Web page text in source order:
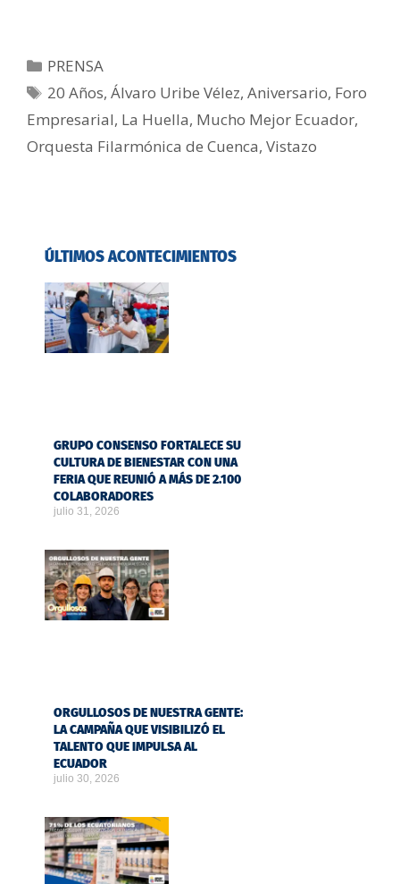
PRENSA
20 Años,Álvaro Uribe Vélez,Aniversario, Foro
Empresarial, La Huella, Mucho Mejor Ecuador,
Orquesta Filarmónica de Cuenca, Vistazo
ÚLTIMOS ACONTECIMIENTOS
GRUPO CONSENSO FORTALECE SU
CULTURA DE BIENESTAR CON UNA
FERIA QUE REUNIÓ A MÁS DE 2.100
COLABORADORES
julio 31, 2026
ORGULLOSOS DE NUESTRA GENTE:
LA CAMPAÑA QUE VISIBILIZÓ EL
TALENTO QUE IMPULSA AL
ECUADOR
julio 30, 2026